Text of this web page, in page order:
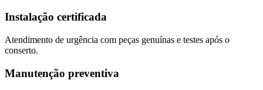
Instalação certificada
Atendimento de urgência com peças genuínas e testes após o
conserto.
Manutenção preventiva